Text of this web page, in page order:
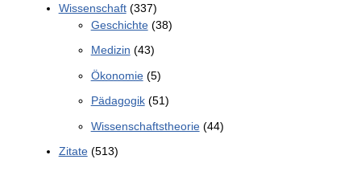
Wissenschaft(337)
Geschichte(38)
Medizin (43)
Ökonomie(5)
Pädagogik(51)
Wissenschaftstheorie(44)
Zitate(513)